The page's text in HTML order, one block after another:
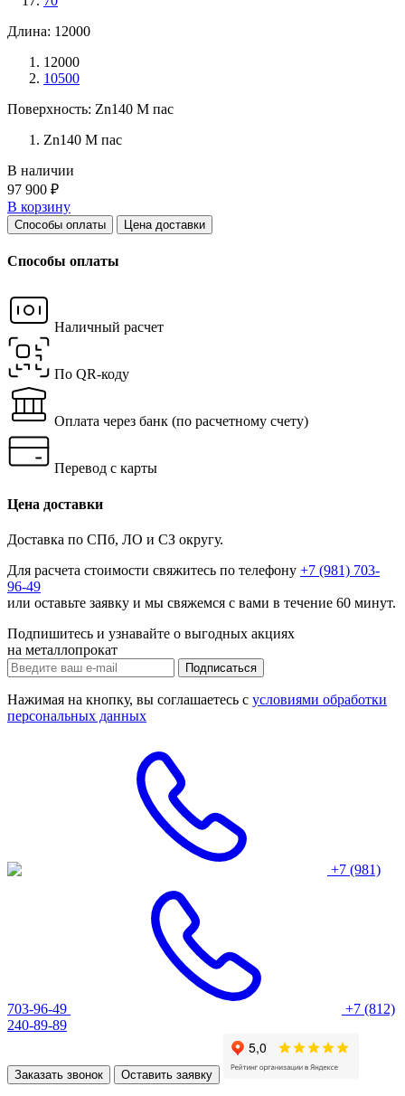
Длина: 12000
12000
10500
Поверхность: Zn140 М пас
Zn140 М пас
В наличии
97 900 ₽
В корзину
Способы оплаты Цена доставки
Способы оплаты
Наличный расчет
По QR-коду
Оплата через банк (по расчетному счету)
Перевод с карты
Цена доставки
Доставка по СПб, ЛО и СЗ округу.
Для расчета стоимости свяжитесь по телефону +7 (981) 703-
96-49
или оставьте заявку и мы свяжемся с вами в течение 60 минут.
Подпишитесь и узнавайте о выгодных акциях
на металлопрокат
Нажимая на кнопку, вы соглашаетесь с условиями обработки
персональных данных
+7 (981)
703-96-49
+7 (812)
240-89-89
Заказать звонок Оставить заявку